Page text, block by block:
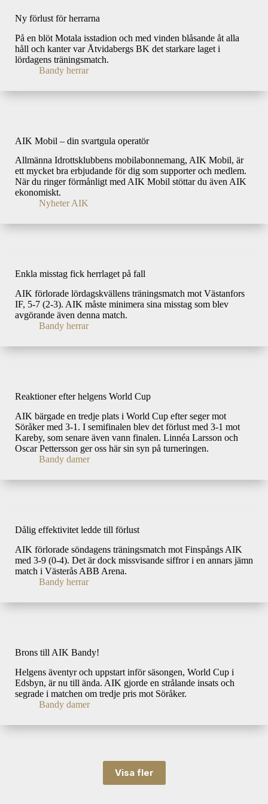
Ny förlust för herrarna
På en blöt Motala isstadion och med vinden blåsande åt alla
håll och kanter var Åtvidabergs BK det starkare laget i
lördagens träningsmatch.
Bandy herrar
AIK Mobil – din svartgula operatör
Allmänna Idrottsklubbens mobilabonnemang, AIK Mobil, är
ett mycket bra erbjudande för dig som supporter och medlem.
När du ringer förmånligt med AIK Mobil stöttar du även AIK
ekonomiskt.
Nyheter AIK
Enkla misstag fick herrlaget på fall
AIK förlorade lördagskvällens träningsmatch mot Västanfors
IF, 5-7 (2-3). AIK måste minimera sina misstag som blev
avgörande även denna match.
Bandy herrar
Reaktioner efter helgens World Cup
AIK bärgade en tredje plats i World Cup efter seger mot
Söråker med 3-1. I semifinalen blev det förlust med 3-1 mot
Kareby, som senare även vann finalen. Linnéa Larsson och
Oscar Pettersson ger oss här sin syn på turneringen.
Bandy damer
Dålig effektivitet ledde till förlust
AIK förlorade söndagens träningsmatch mot Finspångs AIK
med 3-9 (0-4). Det är dock missvisande siffror i en annars jämn
match i Västerås ABB Arena.
Bandy herrar
Brons till AIK Bandy!
Helgens äventyr och uppstart inför säsongen, World Cup i
Edsbyn, är nu till ända. AIK gjorde en strålande insats och
segrade i matchen om tredje pris mot Söråker.
Bandy damer
Visa fler